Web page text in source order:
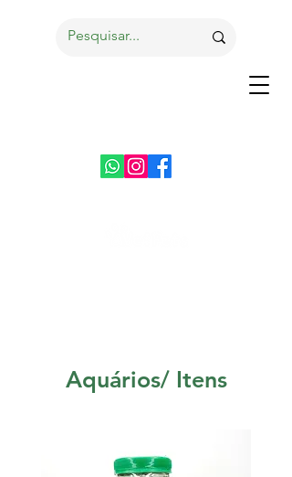
Aquários/ Itens